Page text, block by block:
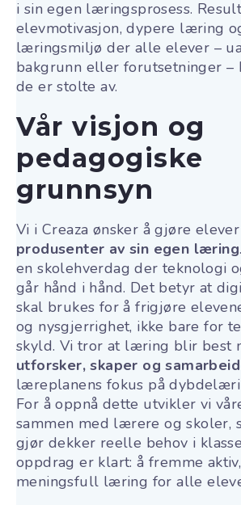
i sin egen læringsprosess.
elevmotivasjon, dypere læring
læringsmiljø der alle elever –
bakgrunn eller forutsetninger –
de er stolte av.
Vår visjon og
pedagogiske
grunnsyn
Vi i Creaza ønsker å gjøre
produsenter av sin egen læring
en skolehverdag der teknologi
går hånd i hånd. Det betyr at
skal brukes for å frigjøre
og nysgjerrighet, ikke bare for
skyld. Vi tror at læring blir best
utforsker, skaper og
læreplanens fokus på
For å oppnå dette utvikler vi
sammen med lærere og skoler,
gjør dekker reelle behov i
oppdrag er klart: å fremme
meningsfull læring for alle